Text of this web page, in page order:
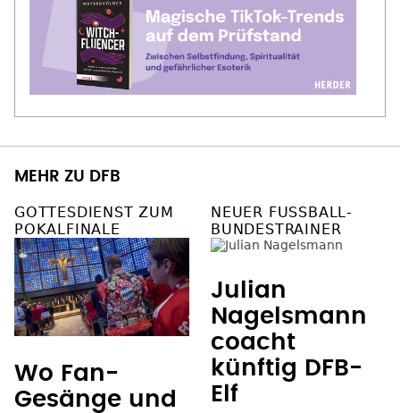
MEHR ZU DFB
GOTTESDIENST ZUM
POKALFINALE
Wo Fan-
Gesänge und
NEUER FUSSBALL-B
UNDESTRAINER
Julian
Nagelsmann
coacht
künftig DFB-
Elf